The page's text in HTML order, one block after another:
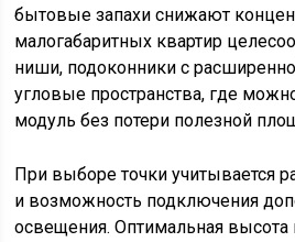
бытовые запахи снижают
малогабаритных квартир
ниши, подоконники с
угловые пространства, где
модуль без потери полезной
При выборе точки учитывается
и возможность подключения
освещения. Оптимальная высота